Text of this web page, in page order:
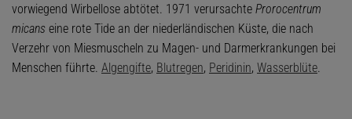
vorwiegend Wirbellose abtötet. 1971 verursachte Prorocentrum
micans eine rote Tide an der niederländischen Küste, die nach
Verzehr von Miesmuscheln zu Magen- und Darmerkrankungen bei
Menschen führte. Algengifte, Blutregen, Peridinin, Wasserblüte.